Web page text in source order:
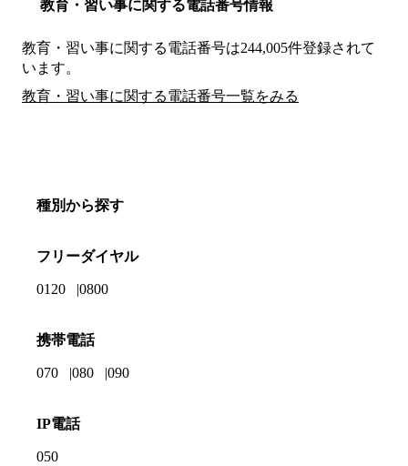
教育・習い事に関する電話番号情報
教育・習い事に関する電話番号は244,005件登録されて
います。
教育・習い事に関する電話番号一覧をみる
種別から探す
フリーダイヤル
0120 0800
携帯電話
070 080 090
IP電話
050